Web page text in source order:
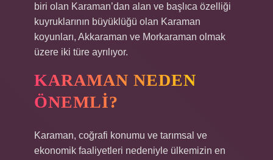
biri olan Karaman’dan alan ve başlıca özelliği
kuyruklarının büyüklüğü olan Karaman
koyunları, Akkaraman ve Morkaraman olmak
üzere iki türe ayrılıyor.
KARAMAN NEDEN
ÖNEMLI?
Karaman, coğrafi konumu ve tarımsal ve
ekonomik faaliyetleri nedeniyle ülkemizin en